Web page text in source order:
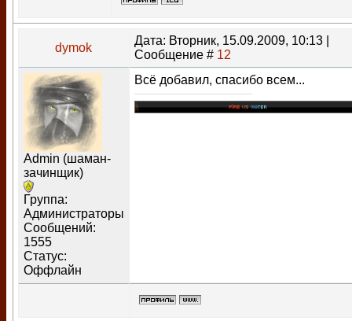
dymok
Дата: Вторник, 15.09.2009, 10:13 |
Сообщение # 12
Admin (шаман-
зачинщик)
Группа:
Администраторы
Сообщений:
1555
Статус:
Оффлайн
Всё добавил, спасибо всем...